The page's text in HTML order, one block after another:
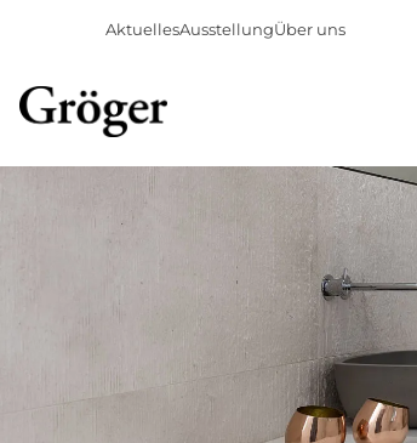
AktuellesAusstellungÜber uns